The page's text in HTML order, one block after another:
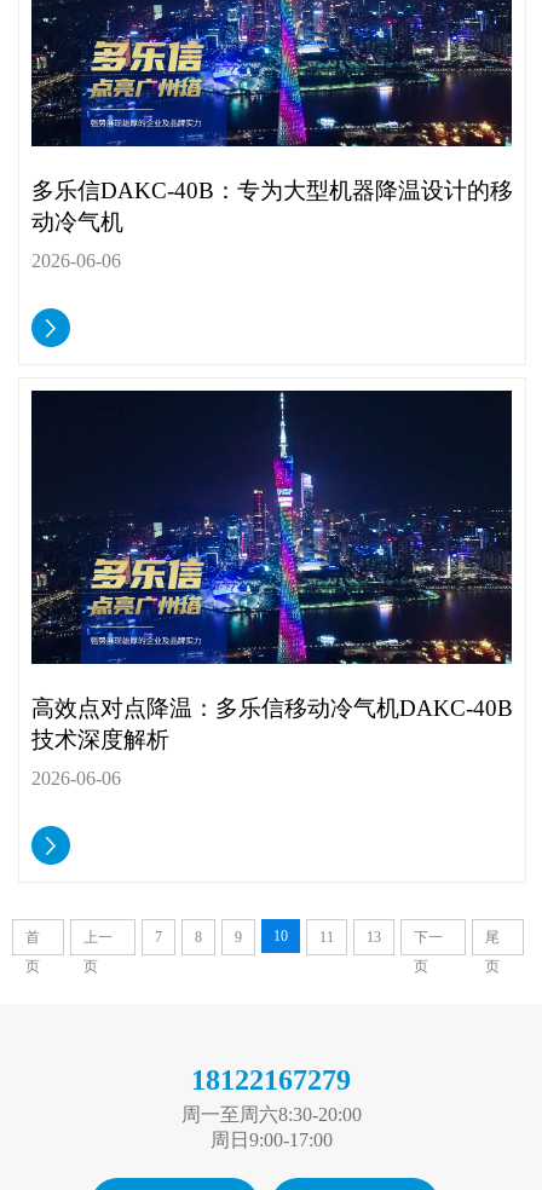
多乐信DAKC-40B：专为大型机器降温设计的移
动冷气机
2026-06-06
高效点对点降温：多乐信移动冷气机DAKC-40B
技术深度解析
2026-06-06
首
页
上一
页
7 8 9 10 11 13
下一
页
尾
页
18122167279
周一至周六8:30-20:00
周日9:00-17:00